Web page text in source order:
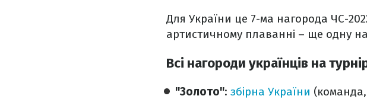
Для України це 7-ма нагорода ЧС-
артистичному плаванні – ще одну
Всі нагороди українців на
"Золото": збірна України (команда,